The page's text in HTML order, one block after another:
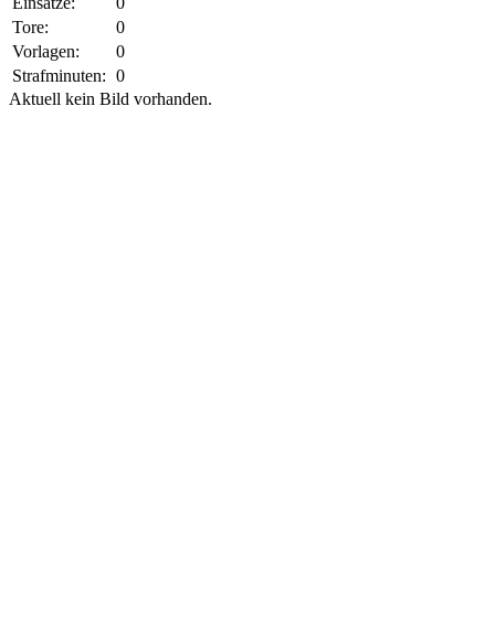
Tore:
0
Vorlagen:
0
Strafminuten: 0
Aktuell kein Bild vorhanden.